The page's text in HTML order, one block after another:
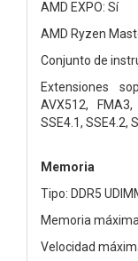
AMD EXPO: Sí
AMD Ryzen
Conjunto de
Extensiones
AVX512,
SSE4.1, SSE4.2,
Memoria
Tipo: DDR5
Memoria
Velocidad